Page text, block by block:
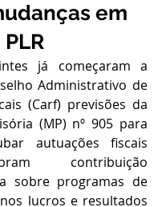
em
já começaram a
Administrativo de
(Carf) previsões da
(MP) nº 905 para
autuações fiscais
contribuição
sobre programas de
lucros e resultados